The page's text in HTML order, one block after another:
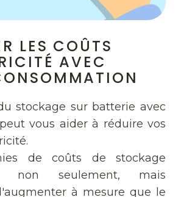
LES COÛTS
AVEC
stockage sur batterie avec
vous aider à réduire vos
de coûts de stockage
non seulement, mais
à mesure que le